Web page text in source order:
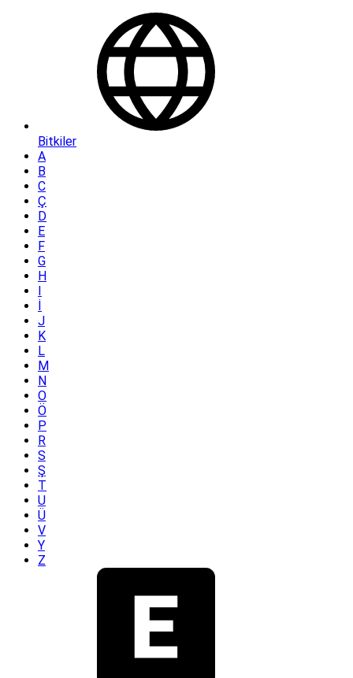
Bitkiler
A
B
C
Ç
D
E
F
G
H
I
İ
J
K
L
M
N
O
Ö
P
R
S
Ş
T
U
Ü
V
Y
Z